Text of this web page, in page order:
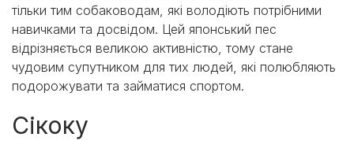
тільки тим собаководам, які володіють потрібними
навичками та досвідом. Цей японський пес
відрізняється великою активністю, тому стане
чудовим супутником для тих людей, які полюбляють
подорожувати та займатися спортом.
Сікоку